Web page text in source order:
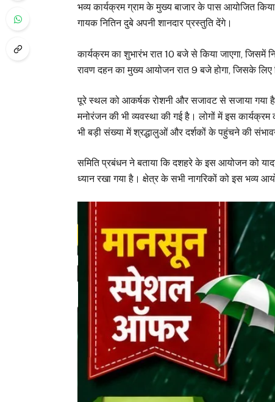
भव्य कार्यक्रम ग्राम के मुख्य बाजार के पास आयोजित
गायक नितिन दुबे अपनी शानदार प्रस्तुति देंगे।
कार्यक्रम का शुभारंभ रात 10 बजे से किया जाएगा, जिसमें
रावण दहन का मुख्य आयोजन रात 9 बजे होगा, जिसके लिए
पूरे स्थल को आकर्षक रोशनी और सजावट से सजाया गया
मनोरंजन की भी व्यवस्था की गई है। लोगों में इस
भी बड़ी संख्या में श्रद्धालुओं और दर्शकों के पहुंचने की
समिति प्रबंधन ने बताया कि दशहरे के इस आयोजन को
ध्यान रखा गया है। क्षेत्र के सभी नागरिकों को इस भव्य